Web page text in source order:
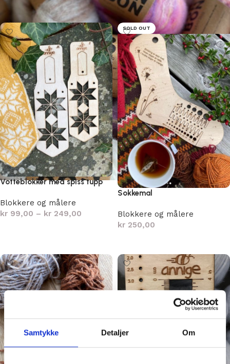
Samtykke Detaljer Om
Votteblokker med spiss tupp
Blokkere og målere
kr 99,00 – kr 249,00
SOLD OUT
Sokkemal
Blokkere og målere
kr 250,00